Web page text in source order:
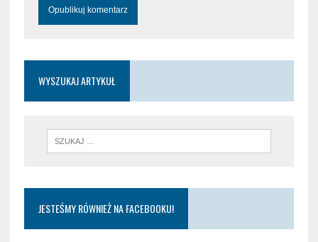
WYSZUKAJ ARTYKUŁ
JESTEŚMY RÓWNIEŻ NA FACEBOOKU!